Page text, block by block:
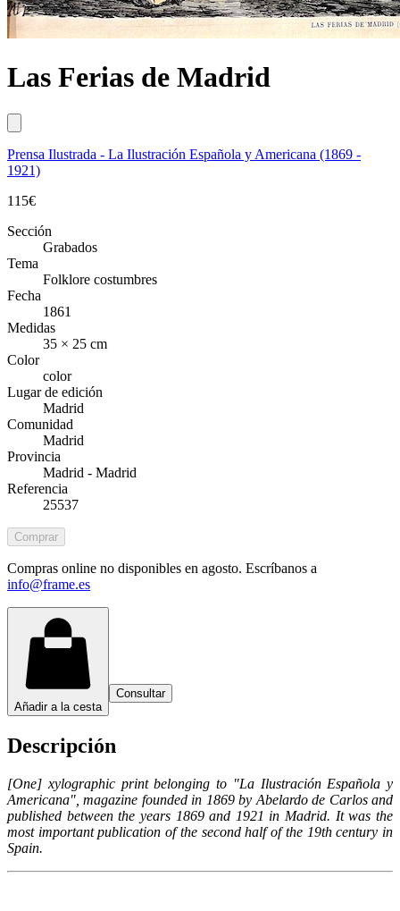
Las Ferias de Madrid
Prensa Ilustrada - La Ilustración Española y Americana (1869 -
1921)
115€
Sección
Grabados
Tema
Folklore costumbres
Fecha
1861
Medidas
35 × 25 cm
Color
color
Lugar de edición
Madrid
Comunidad
Madrid
Provincia
Madrid - Madrid
Referencia
25537
Comprar
Compras online no disponibles en agosto. Escríbanos a
info@frame.es
Añadir a la cesta
Consultar
Descripción
[One] xylographic print belonging to "La Ilustración Española y
Americana", magazine founded in 1869 by Abelardo de Carlos and
published between the years 1869 and 1921 in Madrid. It was the
most important publication of the second half of the 19th century in
Spain.